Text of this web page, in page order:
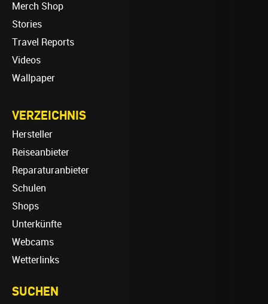
Merch Shop
Stories
Travel Reports
Videos
Wallpaper
VERZEICHNIS
Hersteller
Reiseanbieter
Reparaturanbieter
Schulen
Shops
Unterkünfte
Webcams
Wetterlinks
SUCHEN